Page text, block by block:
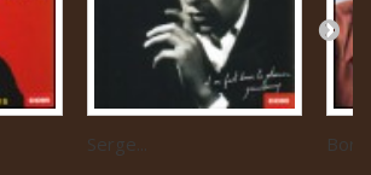
Serge...